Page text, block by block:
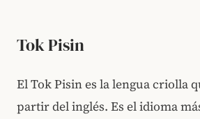
Tok Pisin
El Tok Pisin es la lengua criolla
partir del inglés. Es el idioma